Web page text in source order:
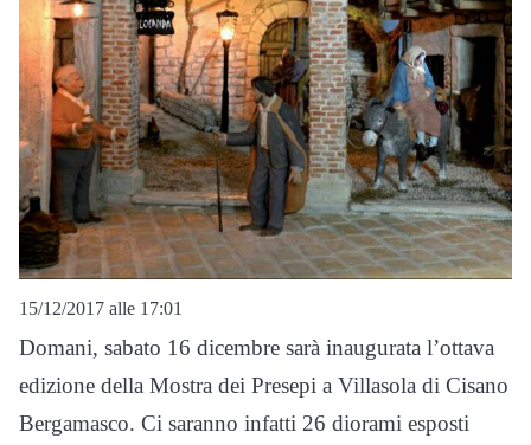
15/12/2017 alle 17:01
Domani, sabato 16 dicembre sarà inaugurata l’ottava
edizione della Mostra dei Presepi a Villasola di Cisano
Bergamasco. Ci saranno infatti 26 diorami esposti